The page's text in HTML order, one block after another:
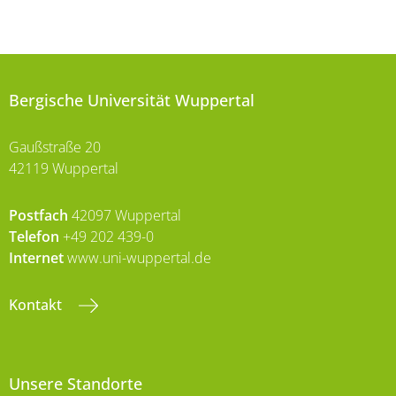
Bergische Universität Wuppertal
Gaußstraße 20
42119 Wuppertal
Postfach 42097 Wuppertal
Telefon +49 202 439-0
Internetwww.uni-wuppertal.de
Kontakt
Unsere Standorte